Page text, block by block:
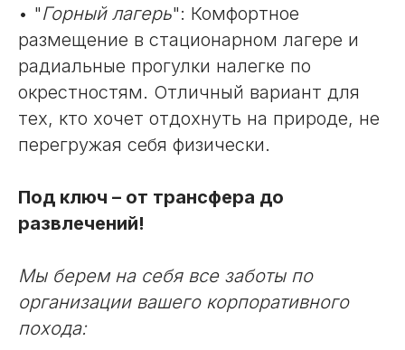
• "Горный лагерь": Комфортное
размещение в стационарном лагере и
радиальные прогулки налегке по
окрестностям. Отличный вариант для
тех, кто хочет отдохнуть на природе, не
перегружая себя физически.
Под ключ – от трансфера до
развлечений!
Мы берем на себя все заботы по
организации вашего корпоративного
похода: